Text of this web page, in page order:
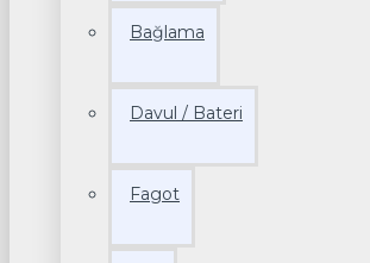
Bağlama
Davul / Bateri
Fagot